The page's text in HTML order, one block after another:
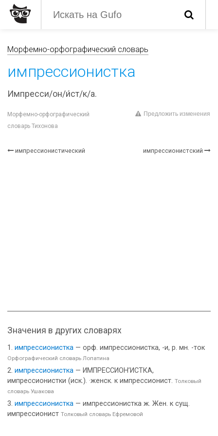
Морфемно-орфографический словарь
импрессионистка
Импресси/он/и́ст/к/а.
Морфемно-орфографический
словарь Тихонова
Предложить изменения
импрессионистический импрессионистский
Значения в других словарях
импрессионистка — орф. импрессионистка, -и, р. мн. -ток
Орфографический словарь Лопатина
импрессионистка — ИМПРЕССИОН’ИСТКА,
импрессионистки (иск.). ·женск. к импрессионист. Толковый
словарь Ушакова
импрессионистка — импрессионистка ж. Жен. к сущ.
импрессионист Толковый словарь Ефремовой